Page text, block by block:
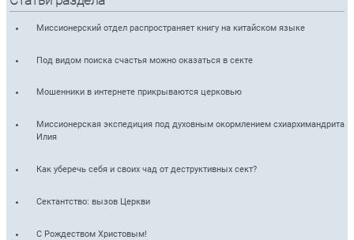
Миссионерский отдел распространяет книгу на китайском языке
Под видом поиска счастья можно оказаться в секте
Мошенники в интернете прикрываются церковью
Миссионерская экспедиция под духовным окормлением схиархимандрита
Илия
Как уберечь себя и своих чад от деструктивных сект?
Сектантство: вызов Церкви
С Рождеством Христовым!